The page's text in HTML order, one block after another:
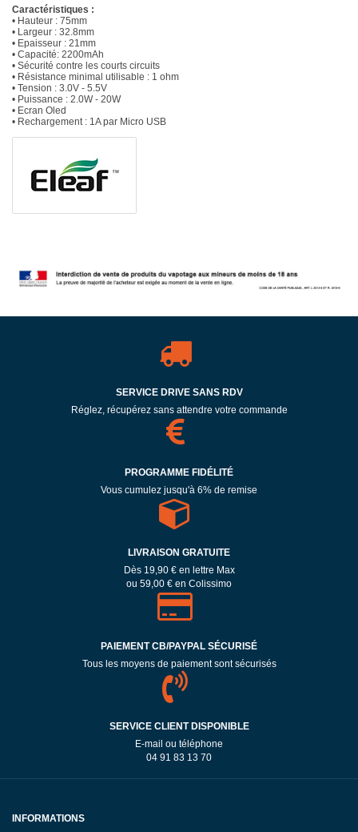
Caractéristiques :
• Hauteur : 75mm
• Largeur : 32.8mm
• Epaisseur : 21mm
• Capacité: 2200mAh
• Sécurité contre les courts circuits
• Résistance minimal utilisable : 1 ohm
• Tension : 3.0V - 5.5V
• Puissance : 2.0W - 20W
• Ecran Oled
• Rechargement : 1A par Micro USB
SERVICE DRIVE SANS RDV
Réglez, récupérez sans attendre votre commande
PROGRAMME FIDÉLITÉ
Vous cumulez jusqu'à 6% de remise
LIVRAISON GRATUITE
Dès 19,90 € en lettre Max
ou 59,00 € en Colissimo
PAIEMENT CB/PAYPAL SÉCURISÉ
Tous les moyens de paiement sont sécurisés
SERVICE CLIENT DISPONIBLE
E-mail ou téléphone
04 91 83 13 70
INFORMATIONS